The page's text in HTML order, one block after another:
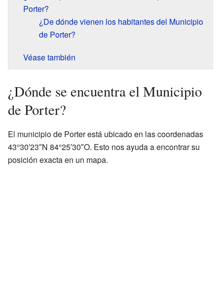
Porter?
¿De dónde vienen los habitantes del Municipio
de Porter?
Véase también
¿Dónde se encuentra el Municipio
de Porter?
El municipio de Porter está ubicado en las coordenadas
43°30′23″N 84°25′30″O. Esto nos ayuda a encontrar su
posición exacta en un mapa.